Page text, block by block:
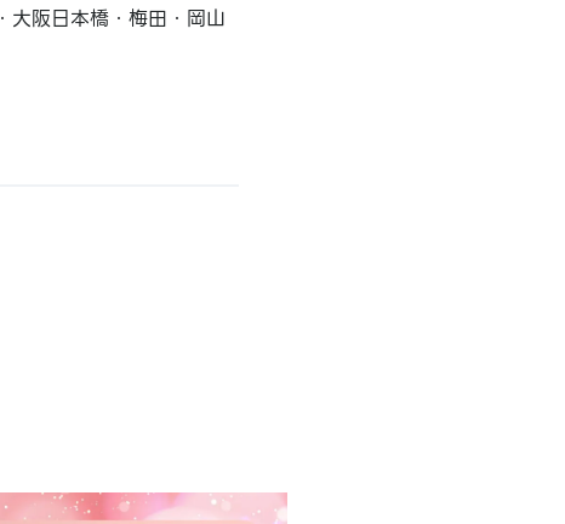
大阪日本橋・梅田・岡山